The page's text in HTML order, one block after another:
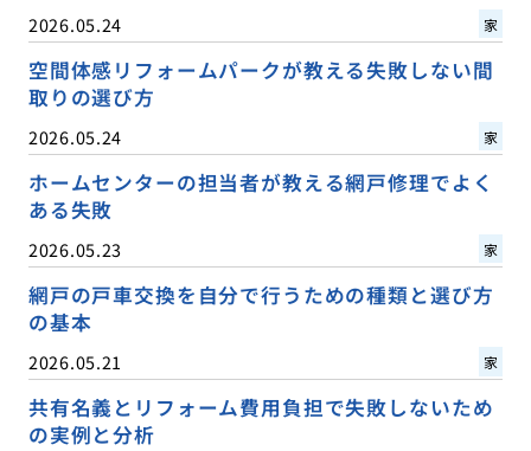
2026.05.24 家
空間体感リフォームパークが教える失敗しない間
取りの選び方
2026.05.24 家
ホームセンターの担当者が教える網戸修理でよく
ある失敗
2026.05.23 家
網戸の戸車交換を自分で行うための種類と選び方
の基本
2026.05.21 家
共有名義とリフォーム費用負担で失敗しないため
の実例と分析